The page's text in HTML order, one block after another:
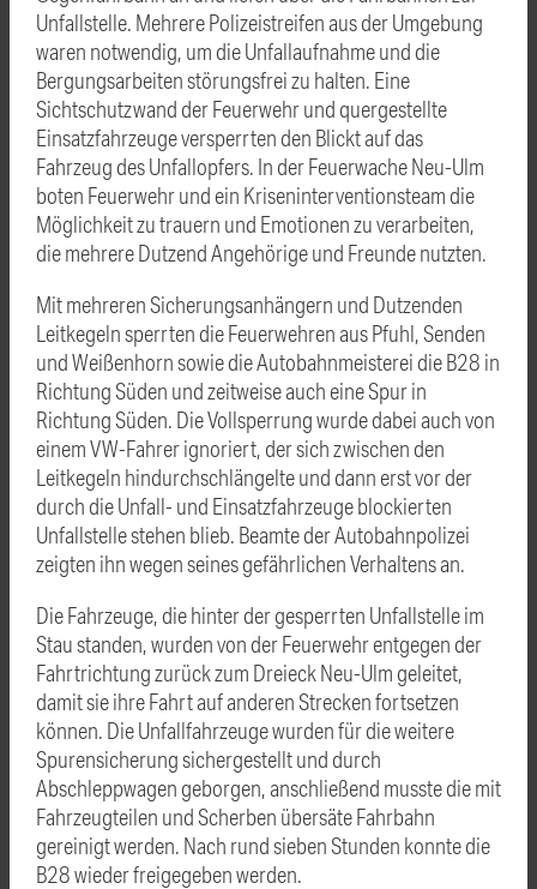
Unfallstelle. Mehrere Polizeistreifen aus der Umgebung
waren notwendig, um die Unfallaufnahme und die
Bergungsarbeiten störungsfrei zu halten. Eine
Sichtschutzwand der Feuerwehr und quergestellte
Einsatzfahrzeuge versperrten den Blickt auf das
Fahrzeug des Unfallopfers. In der Feuerwache Neu-Ulm
boten Feuerwehr und ein Kriseninterventionsteam die
Möglichkeit zu trauern und Emotionen zu verarbeiten,
die mehrere Dutzend Angehörige und Freunde nutzten.
Mit mehreren Sicherungsanhängern und Dutzenden
Leitkegeln sperrten die Feuerwehren aus Pfuhl, Senden
und Weißenhorn sowie die Autobahnmeisterei die B28 in
Richtung Süden und zeitweise auch eine Spur in
Richtung Süden. Die Vollsperrung wurde dabei auch von
einem VW-Fahrer ignoriert, der sich zwischen den
Leitkegeln hindurchschlängelte und dann erst vor der
durch die Unfall- und Einsatzfahrzeuge blockierten
Unfallstelle stehen blieb. Beamte der Autobahnpolizei
zeigten ihn wegen seines gefährlichen Verhaltens an.
Die Fahrzeuge, die hinter der gesperrten Unfallstelle im
Stau standen, wurden von der Feuerwehr entgegen der
Fahrtrichtung zurück zum Dreieck Neu-Ulm geleitet,
damit sie ihre Fahrt auf anderen Strecken fortsetzen
können. Die Unfallfahrzeuge wurden für die weitere
Spurensicherung sichergestellt und durch
Abschleppwagen geborgen, anschließend musste die mit
Fahrzeugteilen und Scherben übersäte Fahrbahn
gereinigt werden. Nach rund sieben Stunden konnte die
B28 wieder freigegeben werden.